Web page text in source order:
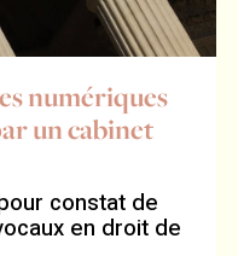
numériques
un cabinet
constat de
en droit de